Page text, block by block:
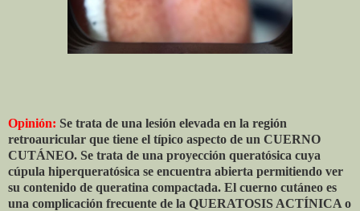
Opinión: Se trata de una lesión elevada en la región
retroauricular que tiene el típico aspecto de un CUERNO
CUTÁNEO. Se trata de una proyección queratósica cuya
cúpula hiperqueratósica se encuentra abierta permitiendo ver
su contenido de queratina compactada. El cuerno cutáneo es
una complicación frecuente de la QUERATOSIS ACTÍNICA o